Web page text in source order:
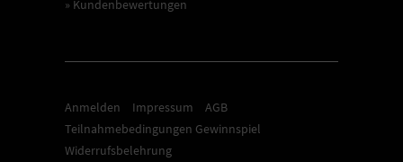
» Kundenbewertungen
Anmelden Impressum
AGB
Teilnahmebedingungen Gewinnspiel
Widerrufsbelehrung